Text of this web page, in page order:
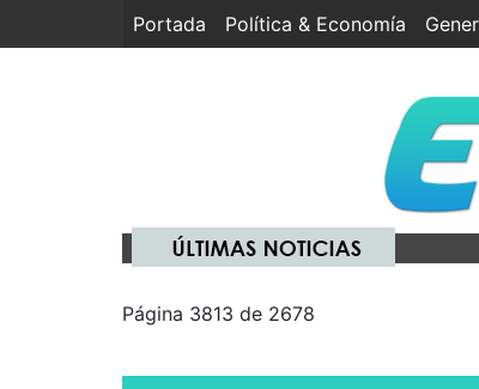
Portada (current)
Política & Economía
Página 3813 de 2678